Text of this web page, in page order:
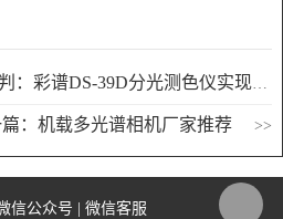
39D分光测色仪实现洗液颜色数字化管理
篇：机载多光谱相机厂家推荐 >>
信公众号 微信客服